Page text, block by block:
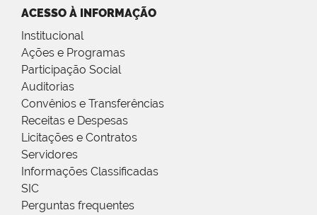
ACESSO À INFORMAÇÃO
Institucional
Ações e Programas
Participação Social
Auditorias
Convênios e Transferências
Receitas e Despesas
Licitações e Contratos
Servidores
Informações Classificadas
SIC
Perguntas frequentes